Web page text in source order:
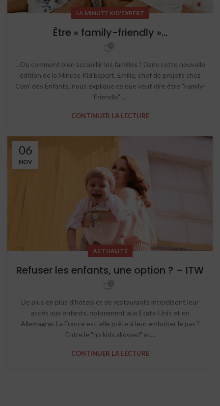
LA MINUTE KID'EXPERT
Être « family-friendly »…
...Ou comment bien accueillir les familles ? Dans cette nouvelle
édition de la Minute Kid'Expert, Emilie, chef de projets chez
Com' des Enfants, nous explique ce que veut dire être "Family-
Friendly" ...
CONTINUER LA LECTURE
06
NOV
ACTUALITÉ
Refuser les enfants, une option ? – ITW
De plus en plus d'hôtels et de restaurants interdisent leur
accès aux enfants, notamment aux Etats-Unis et en
Allemagne. La France est-elle prête à leur emboîter le pas ?
Entre le "no kids allowed" et...
CONTINUER LA LECTURE